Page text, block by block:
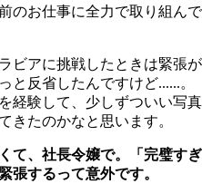
のお仕事に全力で取り組んで
ビアに挑戦したときは緊張が
と反省したんですけど......。
経験して、少しずついい写真
きたのかなと思います。
、社長令嬢で。「完璧すぎ
張するって意外です。